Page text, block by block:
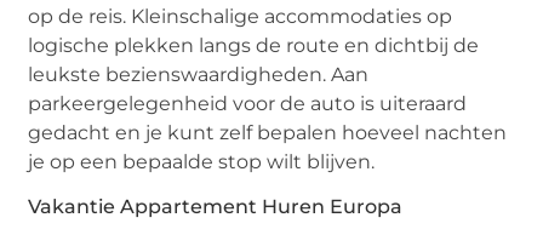
op de reis. Kleinschalige accommodaties op
logische plekken langs de route en dichtbij de
leukste bezienswaardigheden. Aan
parkeergelegenheid voor de auto is uiteraard
gedacht en je kunt zelf bepalen hoeveel nachten
je op een bepaalde stop wilt blijven.
Vakantie Appartement Huren Europa